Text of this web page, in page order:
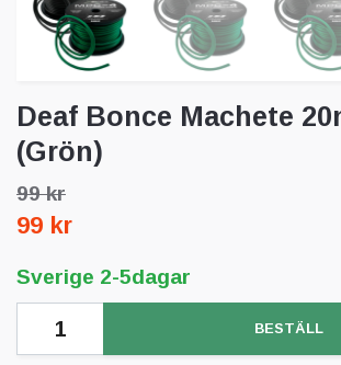
Deaf Bonce Machete
(Grön)
99 kr
99 kr
Sverige 2-5dagar
BESTÄLL